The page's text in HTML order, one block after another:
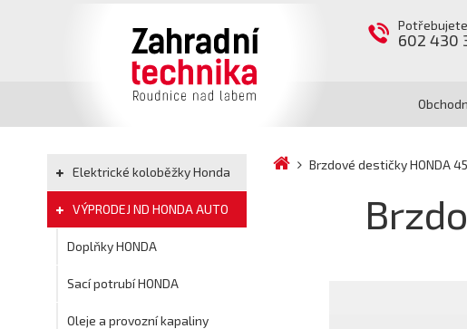
602 430
Elektrické koloběžky Honda
VÝPRODEJ ND HONDA AUTO
Doplňky HONDA
Sací potrubí HONDA
Oleje a provozní kapaliny
Brzdové destičky HONDA